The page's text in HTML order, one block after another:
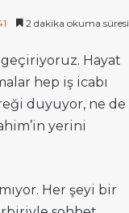
2 dakika okuma süresi
Hayat
hep iş icabı
duyuyor, ne de
yerini
Her şeyi bir